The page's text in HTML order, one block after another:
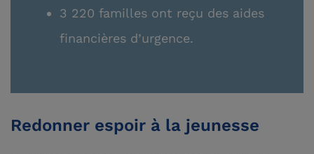
3 220 familles ont reçu des aides
financières d’urgence.
Redonner espoir à la jeunesse